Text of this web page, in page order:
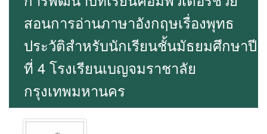
สอนการอ่านภาษาอังกฤษเรื่องพุทธ
ประวัติสำหรับนักเรียนชั้นมัธยมศึกษาปี
ที่ 4 โรงเรียนเบญจมราชาลัย
กรุงเทพมหานคร